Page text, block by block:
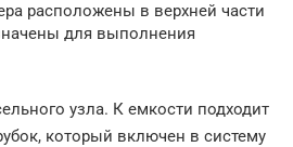
расположены в верхней части
для выполнения
узла. К емкости подходит
который включен в систему